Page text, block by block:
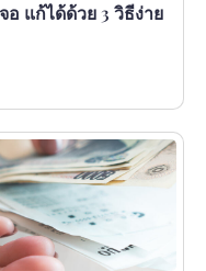
แก้ได้ด้วย 3 วิธีง่าย